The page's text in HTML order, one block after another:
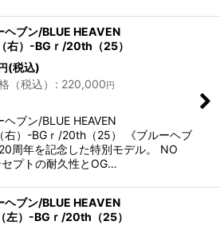
ヘブン/BLUE HEAVEN
右）-BGｒ/20th（25）
(税込)
（税込）
: 220,000円
ヘブン/BLUE HEAVEN
右）-BGｒ/20th（25） 《ブルーヘブ
周年を記念した特別モデル。 NO
プトの耐久性とOG…
ヘブン/BLUE HEAVEN
）-BGｒ/20th（25）